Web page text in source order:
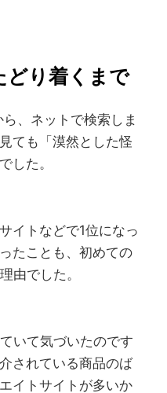
どり着くまで
、ネットで検索しま
ても「漠然とした怪
した。
イトなどで1位になっ
たことも、初めての
由でした。
いて気づいたのです
されている商品のば
イトサイトが多いか